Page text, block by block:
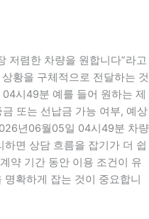
저렴한 차량을 원합니다”라고
황을 구체적으로 전달하는 것
시49분 예를 들어 원하는 제
또는 선납금 가능 여부, 예상
년06월05일 04시49분 차량
면 상담 흐름을 잡기가 더 쉽
약 기간 동안 이용 조건이 유
확하게 잡는 것이 중요합니